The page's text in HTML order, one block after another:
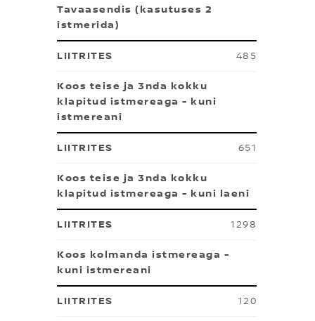
Tavaasendis (kasutuses 2
istmerida)
485
Koos teise ja 3nda kokku
klapitud istmereaga - kuni
istmereani
651
Koos teise ja 3nda kokku
klapitud istmereaga - kuni laeni
1298
Koos kolmanda istmereaga -
kuni istmereani
120